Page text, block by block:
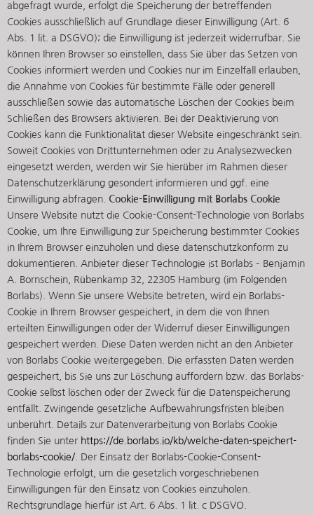
abgefragt wurde, erfolgt die Speicherung der betreffenden
Cookies ausschließlich auf Grundlage dieser Einwilligung (Art. 6
Abs. 1 lit. a DSGVO); die Einwilligung ist jederzeit widerrufbar. Sie
können Ihren Browser so einstellen, dass Sie über das Setzen von
Cookies informiert werden und Cookies nur im Einzelfall erlauben,
die Annahme von Cookies für bestimmte Fälle oder generell
ausschließen sowie das automatische Löschen der Cookies beim
Schließen des Browsers aktivieren. Bei der Deaktivierung von
Cookies kann die Funktionalität dieser Website eingeschränkt sein.
Soweit Cookies von Drittunternehmen oder zu Analysezwecken
eingesetzt werden, werden wir Sie hierüber im Rahmen dieser
Datenschutzerklärung gesondert informieren und ggf. eine
Einwilligung abfragen. Cookie-Einwilligung mit Borlabs Cookie
Unsere Website nutzt die Cookie-Consent-Technologie von Borlabs
Cookie, um Ihre Einwilligung zur Speicherung bestimmter Cookies
in Ihrem Browser einzuholen und diese datenschutzkonform zu
dokumentieren. Anbieter dieser Technologie ist Borlabs – Benjamin
A. Bornschein, Rübenkamp 32, 22305 Hamburg (im Folgenden
Borlabs). Wenn Sie unsere Website betreten, wird ein Borlabs-
Cookie in Ihrem Browser gespeichert, in dem die von Ihnen
erteilten Einwilligungen oder der Widerruf dieser Einwilligungen
gespeichert werden. Diese Daten werden nicht an den Anbieter
von Borlabs Cookie weitergegeben. Die erfassten Daten werden
gespeichert, bis Sie uns zur Löschung auffordern bzw. das Borlabs-
Cookie selbst löschen oder der Zweck für die Datenspeicherung
entfällt. Zwingende gesetzliche Aufbewahrungsfristen bleiben
unberührt. Details zur Datenverarbeitung von Borlabs Cookie
finden Sie unter https://de.borlabs.io/kb/welche-daten-speichert-
borlabs-cookie/ . Der Einsatz der Borlabs-Cookie-Consent-
Technologie erfolgt, um die gesetzlich vorgeschriebenen
Einwilligungen für den Einsatz von Cookies einzuholen.
Rechtsgrundlage hierfür ist Art. 6 Abs. 1 lit. c DSGVO.